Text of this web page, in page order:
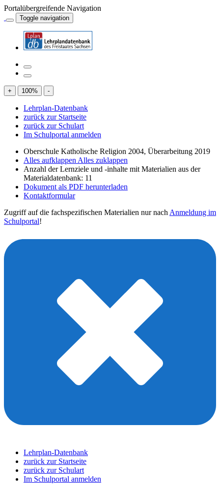
Portalübergreifende Navigation
Toggle navigation
+ 100% -
Lehrplan-Datenbank
zurück zur Startseite
zurück zur Schulart
Im Schulportal anmelden
Oberschule Katholische Religion 2004, Überarbeitung 2019
Alles aufklappen Alles zuklappen
Anzahl der Lernziele und -inhalte mit Materialien aus der
Materialdatenbank: 11
Dokument als PDF herunterladen
Kontaktformular
Zugriff auf die fachspezifischen Materialien nur nach Anmeldung im
Schulportal!
Lehrplan-Datenbank
zurück zur Startseite
zurück zur Schulart
Im Schulportal anmelden